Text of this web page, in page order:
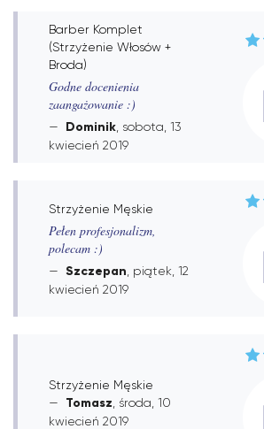
Barber Komplet
(Strzyżenie Włosów +
Broda)
Godne docenienia
zaangażowanie :)
Dominik , sobota, 13
kwiecień 2019
Strzyżenie Męskie
Pełen profesjonalizm,
polecam :)
Szczepan , piątek, 12
kwiecień 2019
Strzyżenie Męskie
Tomasz , środa, 10
kwiecień 2019